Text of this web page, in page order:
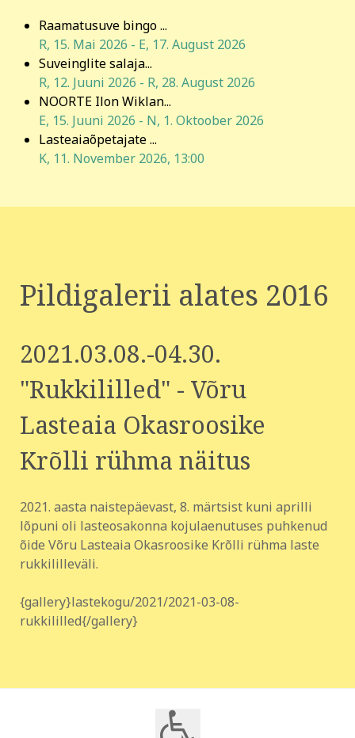
Raamatusuve bingo ...
R, 15. Mai 2026 - E, 17. August 2026
Suveinglite salaja...
R, 12. Juuni 2026 - R, 28. August 2026
NOORTE Ilon Wiklan...
E, 15. Juuni 2026 - N, 1. Oktoober 2026
Lasteaiaõpetajate ...
K, 11. November 2026, 13:00
Pildigalerii alates 2016
2021.03.08.-04.30.
"Rukkililled" - Võru
Lasteaia Okasroosike
Krõlli rühma näitus
2021. aasta naistepäevast, 8. märtsist kuni aprilli
lõpuni oli lasteosakonna kojulaenutuses puhkenud
õide Võru Lasteaia Okasroosike Krõlli rühma laste
rukkililleväli.
{gallery}lastekogu/2021/2021-03-08-
rukkililled{/gallery}